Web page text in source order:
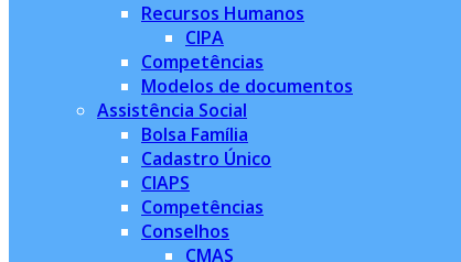
Recursos Humanos
CIPA
Competências
Modelos de documentos
Assistência Social
Bolsa Família
Cadastro Único
CIAPS
Competências
Conselhos
CMAS